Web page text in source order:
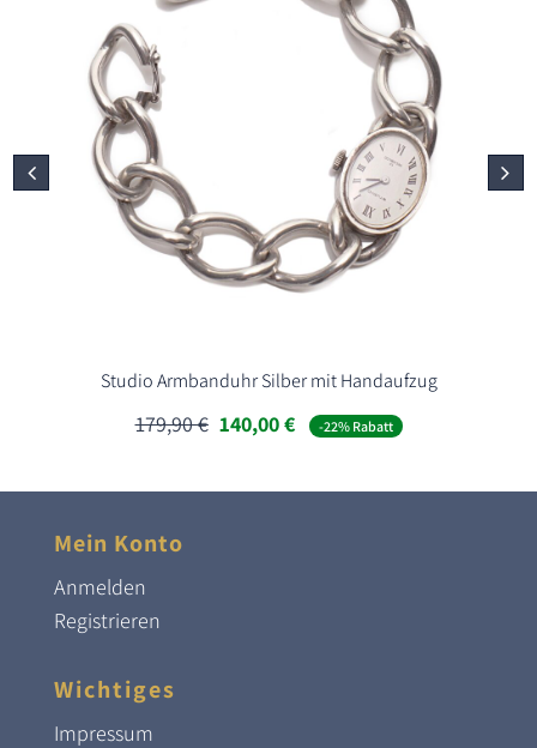
Studio Armbanduhr Silber mit Handaufzug
179,90€ Ursprünglicher
Preis
179,90 €
140,00€Aktueller
Preis
140,00 €.
-22% Rabatt
Mein Konto
Anmelden
Registrieren
Wichtiges
Impressum